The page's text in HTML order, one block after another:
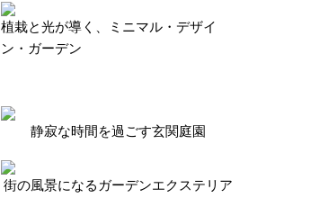
植栽と光が導く、ミニマル・デザイ
ン・ガーデン
静寂な時間を過ごす玄関庭園
街の風景になるガーデンエクステリア